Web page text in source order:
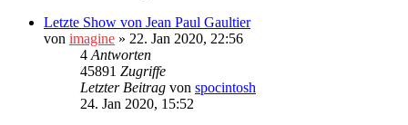
Letzte Show von Jean Paul Gaultier
von imagine » 22. Jan 2020, 22:56
4 Antworten
45891 Zugriffe
Letzter Beitrag von spocintosh
24. Jan 2020, 15:52